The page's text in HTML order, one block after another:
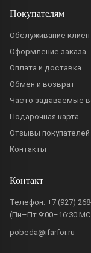
Покупателям
Обслуживание
Оформление заказа
Оплата и доставка
Обмен и возврат
Часто задаваемые
Подарочная карта
Отзывы покупателей
Контакты
Контакт
Телефон: +7 (927)
(Пн–Пт 9:00–16:30
pobeda@ifarfor.ru